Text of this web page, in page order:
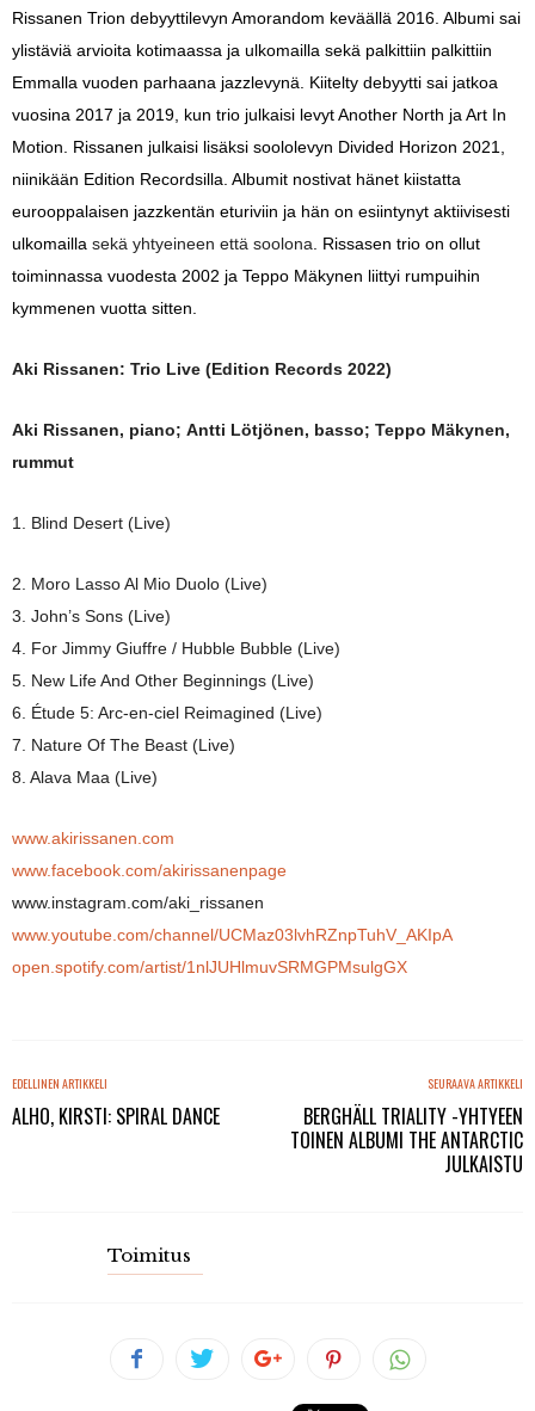
Rissanen Trion debyyttilevyn Amorandom keväällä 2016. Albumi sai
ylistäviä arvioita kotimaassa ja ulkomailla sekä palkittiin palkittiin
Emmalla vuoden parhaana jazzlevynä. Kiitelty debyytti sai jatkoa
vuosina 2017 ja 2019, kun trio julkaisi levyt Another North ja Art In
Motion. Rissanen julkaisi lisäksi soololevyn Divided Horizon 2021,
niinikään Edition Recordsilla. Albumit nostivat hänet kiistatta
eurooppalaisen jazzkentän eturiviin ja hän on esiintynyt aktiivisesti
ulkomailla sekä yhtyeineen että soolona
Rissasen trio on ollut
toiminnassa vuodesta 2002 ja Teppo Mäkynen liittyi rumpuihin
kymmenen vuotta sitten.
Aki Rissanen: Trio Live (Edition Records 2022)
Aki Rissanen, piano; Antti Lötjönen, basso; Teppo Mäkynen,
rummut
1. Blind Desert (Live)
2. Moro Lasso Al Mio Duolo (Live)
3. John’s Sons (Live)
4. For Jimmy Giuffre / Hubble Bubble (Live)
5. New Life And Other Beginnings (Live)
6. Étude 5: Arc-en-ciel Reimagined (Live)
7. Nature Of The Beast (Live)
8. Alava Maa (Live)
www.akirissanen.com
www.facebook.com/akirissanenpage
www.instagram.com/aki_rissanen
www.youtube.com/channel/UCMaz03lvhRZnpTuhV_AKIpA
open.spotify.com/artist/1nlJUHlmuvSRMGPMsulgGX
EDELLINEN ARTIKKELI
ALHO, KIRSTI: SPIRAL DANCE
SEURAAVA ARTIKKELI
BERGHÄLL TRIALITY -YHTYEEN
TOINEN ALBUMI THE ANTARCTIC
JULKAISTU
Toimitus